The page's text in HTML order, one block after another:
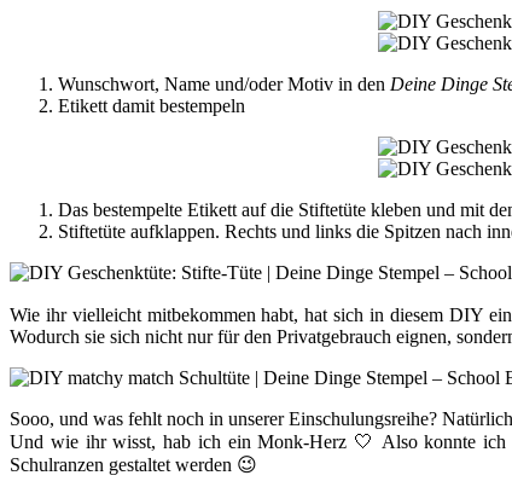
Wunschwort, Name und/oder Motiv in den Deine Dinge
Etikett damit bestempeln
Das bestempelte Etikett auf die Stiftetüte kleben und mit
Stiftetüte aufklappen. Rechts und links die Spitzen nach
Wie ihr vielleicht mitbekommen habt, hat sich in diesem DIY
Wodurch sie sich nicht nur für den Privatgebrauch eignen,
Sooo, und was fehlt noch in unserer Einschulungsreihe?
Und wie ihr wisst, hab ich ein Monk-Herz 🤍 Also konnte ich
Schulranzen gestaltet werden 😉